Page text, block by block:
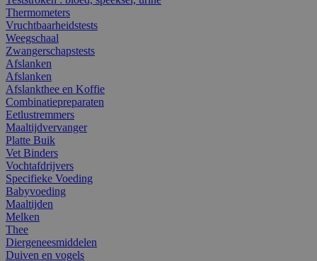
Thermometers
Vruchtbaarheidstests
Weegschaal
Zwangerschapstests
Afslanken
Afslanken
Afslankthee en Koffie
Combinatiepreparaten
Eetlustremmers
Maaltijdvervanger
Platte Buik
Vet Binders
Vochtafdrijvers
Specifieke Voeding
Babyvoeding
Maaltijden
Melken
Thee
Diergeneesmiddelen
Duiven en vogels